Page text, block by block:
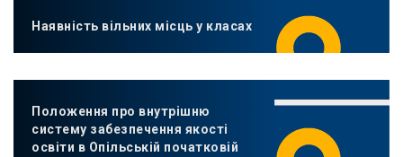
Наявність вільних місць у класах
Положення про внутрішню
систему забезпечення якості
освіти в Опільській початковій